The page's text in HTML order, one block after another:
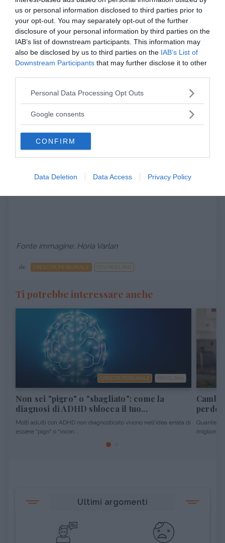
us or personal information disclosed to third parties prior to
your opt-out. You may separately opt-out of the further
disclosure of your personal information by third parties on the
IAB’s list of downstream participants. This information may
also be disclosed by us to third parties on the IAB’s List of
Downstream Participants that may further disclose it to other
Please note that this website/app uses one or more Google
not limited to your visit or usage behaviour. You may click to
use your data for below specified purposes in below Google
consent section.
Personal Data Processing Opt Outs
Google consents
CONFIRM
Data Deletion Data Access Privacy Policy
-non esistono fallimenti, solo risultati(desiderati
o non desiderati), ossia qualsiasi comportamento ha
una conseguenza, a volte voluta altre non voluta.
Bisogna imparare dalle esperienze, anche da quelle
negative e gestire gli errori come occasione di
possibilità di successo, ossia ilcoach
ha lo scopo
di portare i coachee a valutare il maggior numero di
alternative possibili, ad aprire la mente su nuovi punti
di vista non considerati in precedenza e le tecniche di
PNL molto contribuiscono a far sviluppare nuove
Fonte immagine: Horia Varlan
da: CRESCITA PERSONALE COUNSELING
Ti potrebbe interessare anche
CRESCITA PERSONALE PSICOLOGIA
Non sei "pigro" o "sbagliato": come la
diagnosi di ADHD sblocca il tuo...
Molti adulti con ADHD non diagnosticato vivono nell'idea errata di
essere "pigri" o "incon...
Quante
migliori
Ultimi argomenti